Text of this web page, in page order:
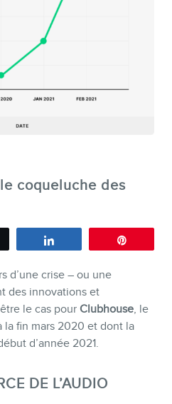
en ligne
de
et IA (GEO)
coqueluche des
d’une crise – ou une
des innovations et
le cas pour Clubhouse , le
la fin mars 2020 et dont la
d’année 2021.
DE L’AUDIO